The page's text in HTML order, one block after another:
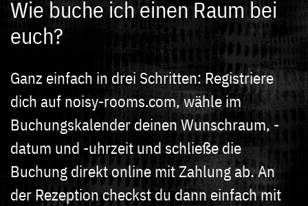
Wie buche ich einen Raum bei
euch?
Ganz einfach in drei Schritten: Registriere
dich auf noisy-rooms.com, wähle im
Buchungskalender deinen Wunschraum, -
datum und -uhrzeit und schließe die
Buchung direkt online mit Zahlung ab. An
der Rezeption checkst du dann einfach mit